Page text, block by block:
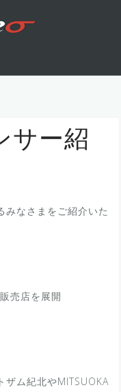
サー紹
なさまをご紹介いた
売店を展開
ザム紀北やMITSUOKA